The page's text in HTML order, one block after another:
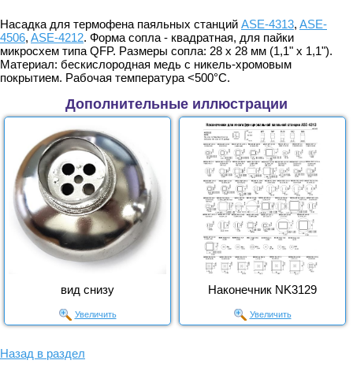
Насадка для термофена паяльных станций ASE-4313, ASE-
4506, ASE-4212. Форма сопла - квадратная, для пайки
микросхем типа QFP. Размеры сопла: 28 х 28 мм (1,1" х 1,1").
Материал: бескислородная медь с никель-хромовым
покрытием. Рабочая температура <500°С.
Дополнительные иллюстрации
вид снизу
Увеличить
Наконечник NK3129
Увеличить
Назад в раздел